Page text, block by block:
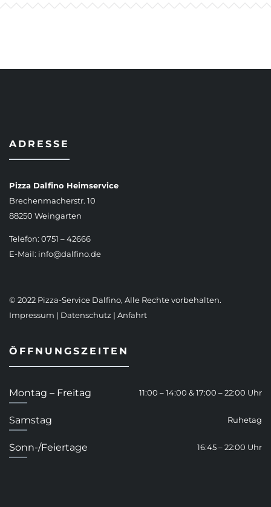
ADRESSE
Pizza Dalfino Heimservice
Brechenmacherstr. 10
88250 Weingarten
Telefon: 0751 – 42666
E-Mail: info@dalfino.de
© 2022 Pizza-Service Dalfino, Alle Rechte vorbehalten.
Impressum | Datenschutz | Anfahrt
ÖFFNUNGSZEITEN
Montag – Freitag 11:00 – 14:00 & 17:00 – 22:00 Uhr
Samstag Ruhetag
Sonn-/Feiertage 16:45 – 22:00 Uhr